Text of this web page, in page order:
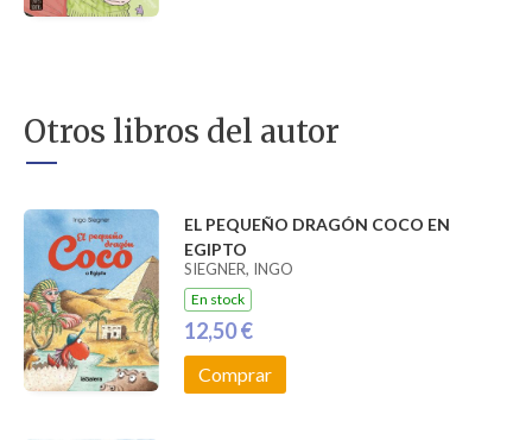
Otros libros del autor
EL PEQUEÑO DRAGÓN COCO EN
EGIPTO
SIEGNER, INGO
En stock
12,50 €
Comprar